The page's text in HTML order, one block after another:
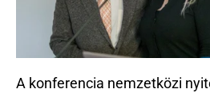
A konferencia nemzetközi